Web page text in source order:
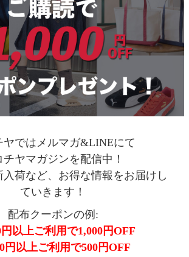
ヤではメルマガ&LINEにて
チヤマガジンを配信中！
入荷など、お得な情報をお届けし
ていきます！
配布クーポンの例:
円以上ご利用で1,000円OFF
円以上ご利用で500円OFF